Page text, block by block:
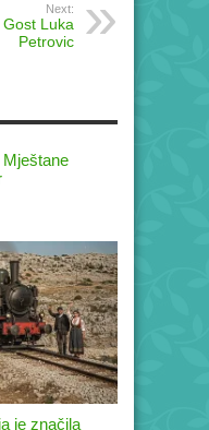
Next:
Luka
Petrovic
Mještane
je značila